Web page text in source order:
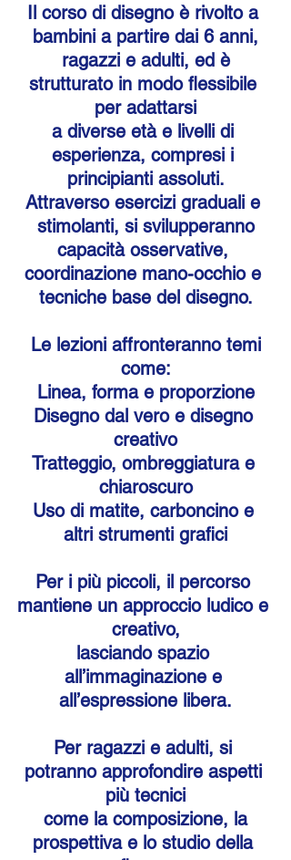
Il corso di disegno è rivolto a
bambini a partire dai 6 anni,
ragazzi e adulti, ed è
strutturato in modo flessibile
per adattarsi
a diverse età e livelli di
esperienza, compresi i
principianti assoluti.
Attraverso esercizi graduali e
stimolanti, si svilupperanno
capacità osservative,
coordinazione mano-occhio e
tecniche base del disegno.
Le lezioni affronteranno temi
come:
Linea, forma e proporzione
Disegno dal vero e disegno
creativo
Tratteggio, ombreggiatura e
chiaroscuro
Uso di matite, carboncino e
altri strumenti grafici
Per i più piccoli, il percorso
mantiene un approccio ludico e
creativo,
lasciando spazio
all’immaginazione e
all’espressione libera.
Per ragazzi e adulti, si
potranno approfondire aspetti
più tecnici
come la composizione, la
prospettiva e lo studio della